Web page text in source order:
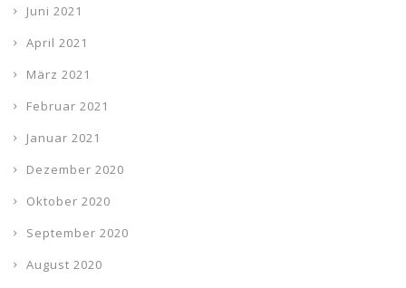
Juni 2021
April 2021
März 2021
Februar 2021
Januar 2021
Dezember 2020
Oktober 2020
September 2020
August 2020